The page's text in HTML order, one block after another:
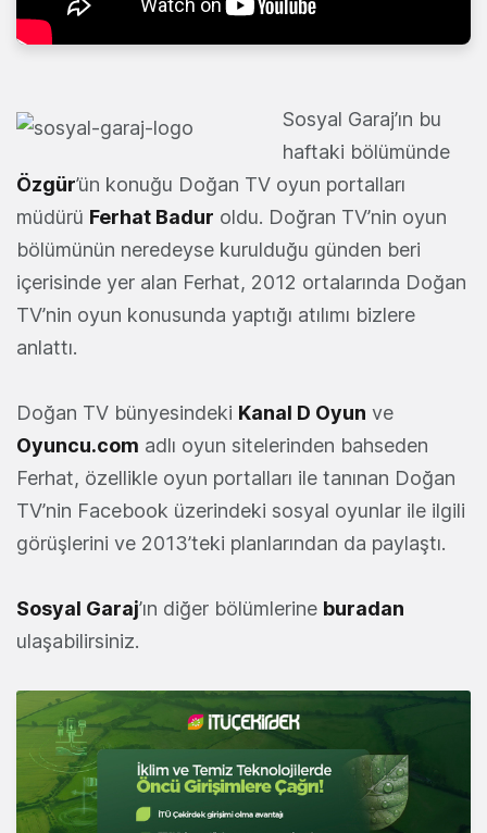
Sosyal Garaj’ın bu
haftaki bölümünde
Özgür’ün konuğu Doğan TV oyun portalları
müdürü Ferhat Badur oldu. Doğran TV’nin oyun
bölümünün neredeyse kurulduğu günden beri
içerisinde yer alan Ferhat, 2012 ortalarında Doğan
TV’nin oyun konusunda yaptığı atılımı bizlere
anlattı.
Doğan TV bünyesindeki Kanal D Oyun ve
Oyuncu.com adlı oyun sitelerinden bahseden
Ferhat, özellikle oyun portalları ile tanınan Doğan
TV’nin Facebook üzerindeki sosyal oyunlar ile ilgili
görüşlerini ve 2013’teki planlarından da paylaştı.
Sosyal Garaj’ın diğer bölümlerine buradan
ulaşabilirsiniz.